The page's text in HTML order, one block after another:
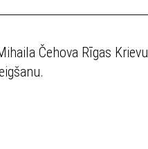
Čehova Rīgas Krievu